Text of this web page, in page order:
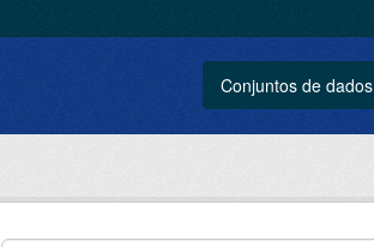
Conjuntos de dados